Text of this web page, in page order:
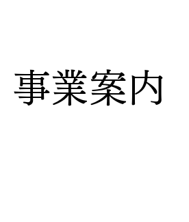
​事業案内